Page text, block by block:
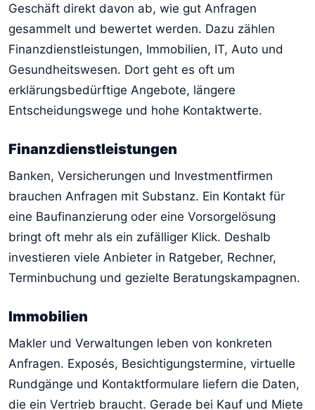
Geschäft direkt davon ab, wie gut Anfragen
gesammelt und bewertet werden. Dazu zählen
Finanzdienstleistungen, Immobilien, IT, Auto und
Gesundheitswesen. Dort geht es oft um
erklärungsbedürftige Angebote, längere
Entscheidungswege und hohe Kontaktwerte.
Finanzdienstleistungen
Banken, Versicherungen und Investmentfirmen
brauchen Anfragen mit Substanz. Ein Kontakt für
eine Baufinanzierung oder eine Vorsorgelösung
bringt oft mehr als ein zufälliger Klick. Deshalb
investieren viele Anbieter in Ratgeber, Rechner,
Terminbuchung und gezielte Beratungskampagnen.
Immobilien
Makler und Verwaltungen leben von konkreten
Anfragen. Exposés, Besichtigungstermine, virtuelle
Rundgänge und Kontaktformulare liefern die Daten,
die ein Vertrieb braucht. Gerade bei Kauf und Miete